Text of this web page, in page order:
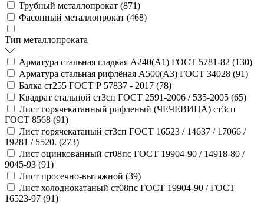
Трубный металлопрокат (871)
Фасонный металлопрокат (468)
Тип металлопроката
Арматура стальная гладкая А240(А1) ГОСТ 5781-82 (130)
Арматура стальная рифлёная А500(А3) ГОСТ 34028 (91)
Балка ст255 ГОСТ Р 57837 - 2017 (78)
Квадрат стальной ст3сп ГОСТ 2591-2006 / 535-2005 (65)
Лист горячекатанный рифленый (ЧЕЧЕВИЦА) ст3сп
ГОСТ 8568 (91)
Лист горячекатаный ст3сп ГОСТ 16523 / 14637 / 17066 /
19281 / 5520. (273)
Лист оцинкованный ст08пс ГОСТ 19904-90 / 14918-80 /
9045-93 (91)
Лист просечно-вытяжной (39)
Лист холоднокатаный ст08пс ГОСТ 19904-90 / ГОСТ
16523-97 (91)